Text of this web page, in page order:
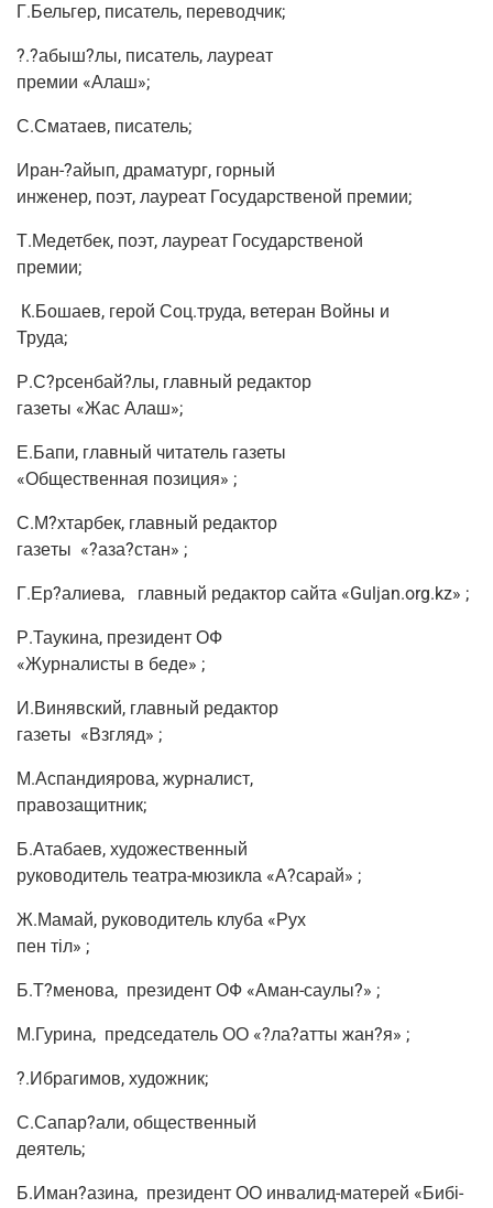
Г.Бельгер, писа­тель, переводчик;
?.?абыш?лы, писа­тель, лауреат
пре­мии «Алаш»;
С.Сматаев, писа­тель;
Иран-?айып, дра­ма­тург, горный
инже­нер, поэт, лау­ре­ат Госу­дар­стве­ной премии;
Т.Медетбек, поэт, лау­ре­ат Государственой
премии;
К.Бошаев, герой Соц.труда, вете­ран Вой­ны и
Труда;
Р.С?рсенбай?лы, глав­ный редактор
газе­ты «Жас Алаш»;
Е.Бапи, глав­ный чита­тель газеты
«Обще­ствен­ная позиция» ;
С.М?хтарбек, глав­ный редактор
газе­ты «?аза?стан» ;
Г.Ер?алиева, глав­ный редак­тор сай­та «Guljan.org.kz» ;
Р.Таукина, пре­зи­дент ОФ
«Жур­на­ли­сты в беде» ;
И.Винявский, глав­ный редактор
газе­ты «Взгляд» ;
М.Аспандиярова, жур­на­лист,
правозащитник;
Б.Атабаев, худо­же­ствен­ный
руко­во­ди­тель теат­ра-мюзик­ла «А?сарай» ;
Ж.Мамай, руко­во­ди­тель клу­ба «Рух
пен тіл» ;
Б.Т?менова, пре­зи­дент ОФ «Аман-сау­лы?» ;
М.Гурина, пред­се­да­тель ОО «?ла?атты жан?я» ;
?.Ибра­ги­мов, художник;
С.Сапар?али, обще­ствен­ный
деятель;
Б.Иман?азина, пре­зи­дент ОО инва­лид-мате­рей «Бибі-